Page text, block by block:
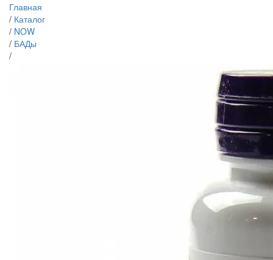
Главная
/ Каталог
/ NOW
/ БАДы
/